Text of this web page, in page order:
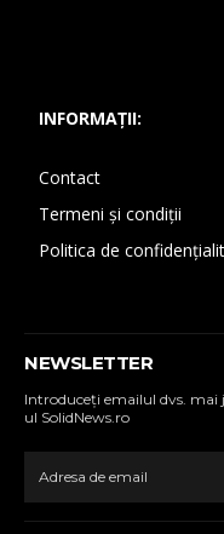
INFORMAȚII:
Contact
Termeni și condiții
Politica de
NEWSLETTER
Introduceţi emailul dvs.
ul SolidNews.ro